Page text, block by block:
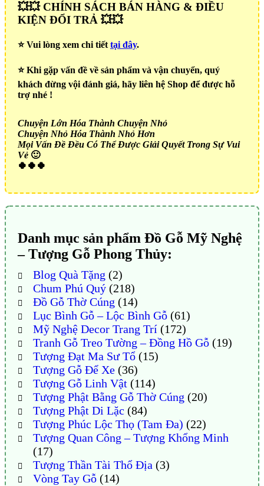
💥💥 CHÍNH SÁCH BÁN HÀNG & ĐIỀU
KIỆN ĐỔI TRẢ 💥💥
⭐️ Vui lòng xem chi tiết tại đây.
⭐️ Khi gặp vấn đề về sản phẩm và vận chuyển, quý
khách đừng vội đánh giá, hãy liên hệ Shop để được hỗ
trợ nhé !
Chuyện Lớn Hóa Thành Chuyện Nhỏ
Chuyện Nhỏ Hóa Thành Nhỏ Hơn
Mọi Vấn Đề Đều Có Thể Được Giải Quyết Trong Sự Vui
Vẻ 🙂
🍀🍀🍀
Danh mục sản phẩm Đồ Gỗ Mỹ Nghệ
– Tượng Gỗ Phong Thủy:
Blog Quà Tặng (2)
Chum Phú Quý(218)
Đồ Gỗ Thờ Cúng (14)
Lục Bình Gỗ – Lộc Bình Gỗ(61)
Mỹ Nghệ Decor Trang Trí(172)
Tranh Gỗ Treo Tường – Đồng Hồ Gỗ(19)
Tượng Đạt Ma Sư Tổ(15)
Tượng Gỗ Để Xe(36)
Tượng Gỗ Linh Vật(114)
Tượng Phật Bằng Gỗ Thờ Cúng (20)
Tượng Phật Di Lặc (84)
Tượng Phúc Lộc Thọ (Tam Đa) (22)
Tượng Quan Công – Tượng Khổng Minh
(17)
Tượng Thần Tài Thổ Địa (3)
Vòng Tay Gỗ(14)